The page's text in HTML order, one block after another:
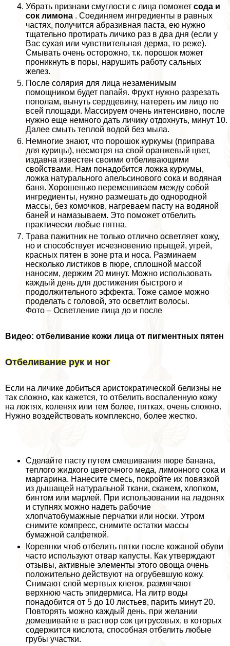
Убрать признаки смуглости с лица поможет сода и
сок лимона . Соединяем ингредиенты в равных
частях, получится абразивная паста, ею нужно
тщательно протирать личико раз в два дня (если у
Вас сухая или чувствительная дерма, то реже).
Смывать очень осторожно, т.к. порошок может
проникнуть в поры, нарушить работу сальных
желез.
После солярия для лица незаменимым
помощником будет папайя. Фрукт нужно разрезать
пополам, вынуть сердцевину, натереть им лицо по
всей площади. Массируем очень интенсивно, после
нужно еще немного дать личику отдохнуть, минут 10.
Далее смыть теплой водой без мыла.
Немногие знают, что порошок куркумы (приправа
для курицы), несмотря на свой оранжевый цвет,
издавна известен своими отбеливающими
свойствами. Нам понадобится ложка куркумы,
ложка натурального апельсинового сока и водяная
баня. Хорошенько перемешиваем между собой
ингредиенты, нужно размешать до однородной
массы, без комочков, нагреваем пасту на водяной
баней и намазываем. Это поможет отбелить
пpaктически любые пятна.
Трава пажитник не только отлично осветляет кожу,
но и способствует исчезновению прыщей, угрей,
красных пятен в зоне рта и носа. Разминаем
несколько листиков в пюре, сплошной массой
наносим, держим 20 минут. Можно использовать
каждый день для достижения быстрого и
продолжительного эффекта. Тоже самое можно
проделать с головой, это осветлит волосы.
Фото – Осветление лица до и после
Видео: отбеливание кожи лица от пигментных пятен
Отбеливание рук и ног
Если на личике добиться аристократической белизны не
так сложно, как кажется, то отбелить воспаленную кожу
на локтях, коленях или тем более, пятках, очень сложно.
Нужно воздействовать комплексно, более жестко.
Сделайте пасту путем смешивания пюре банана,
теплого жидкого цветочного меда, лимонного сока и
маргарина. Нанесите смесь, покройте их повязкой
из дышащей натуральной ткани, скажем, хлопком,
бинтом или марлей. При использовании на ладонях
и ступнях можно надеть рабочие
хлопчатобумажные перчатки или носки. Утром
снимите компресс, снимите остатки массы
бумажной салфеткой.
Кореянки чтоб отбелить пятки после кожаной обуви
часто используют отвар капусты. Как утверждают
отзывы, активные элементы этого овоща очень
положительно действуют на огрубевшую кожу.
Снимают слой мертвых клеток, размягчают
верхнюю часть эпидермиса. На литр воды
понадобится от 5 до 10 листьев, парить минут 20.
Повторять можно каждый день, при желании
домешивайте в раствор сок цитрусовых, в которых
содержится кислота, способная отбелить любые
грубы участки.